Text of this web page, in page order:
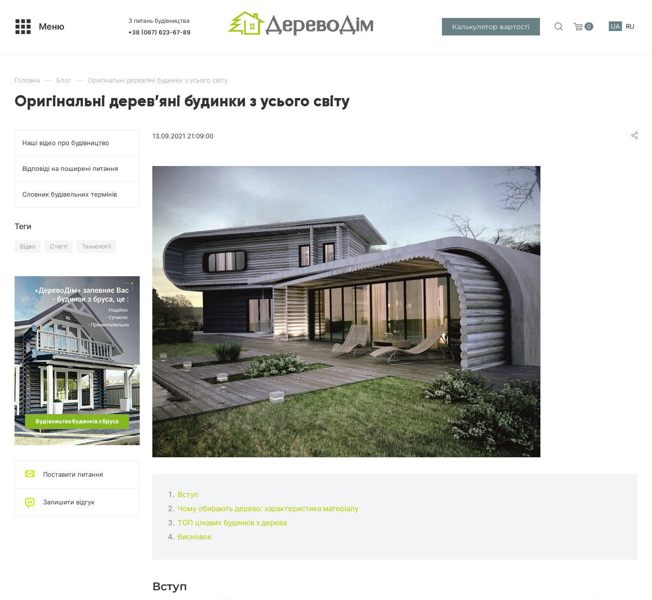
Меню
З питань будівництва
+38 (067) 623-67-89
UA RU
0
Калькулятор вартості
Головна — Блог — Оригінальні дерев’яні будинки з усього світу
Оригінальні дерев’яні будинки з усього світу
13.09.2021 21:09:00
Вступ
Чому обирають дерево: характеристика матеріалу
ТОП цікавих будинків з дерева
Висновок
Вступ
Наші відео про будівництво
Відповіді на поширені питання
Словник будівельних термінів
Теги
Відео Статті Технології
Поставити питання
Залишити відгук